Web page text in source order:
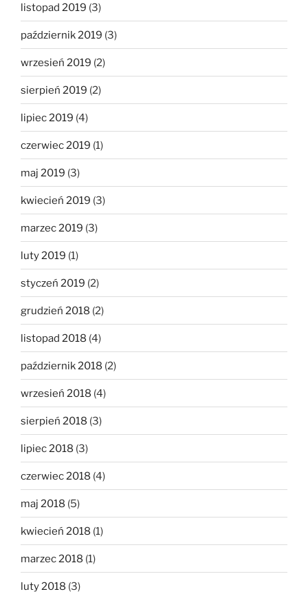
listopad 2019 (3)
październik 2019 (3)
wrzesień 2019 (2)
sierpień 2019 (2)
lipiec 2019 (4)
czerwiec 2019 (1)
maj 2019 (3)
kwiecień 2019 (3)
marzec 2019 (3)
luty 2019 (1)
styczeń 2019 (2)
grudzień 2018 (2)
listopad 2018 (4)
październik 2018 (2)
wrzesień 2018 (4)
sierpień 2018 (3)
lipiec 2018 (3)
czerwiec 2018 (4)
maj 2018 (5)
kwiecień 2018 (1)
marzec 2018 (1)
luty 2018 (3)